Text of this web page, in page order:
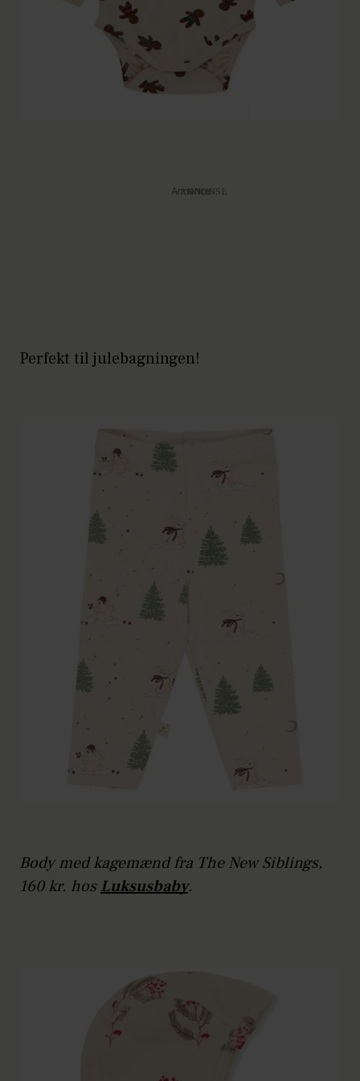
Annonce
Perfekt til julebagningen!
Body med kagemænd fra The New Siblings,
160 kr. hosLuksusbaby.